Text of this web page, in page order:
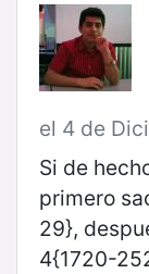
el 4 de
Si de
primero
29},
4{1720-